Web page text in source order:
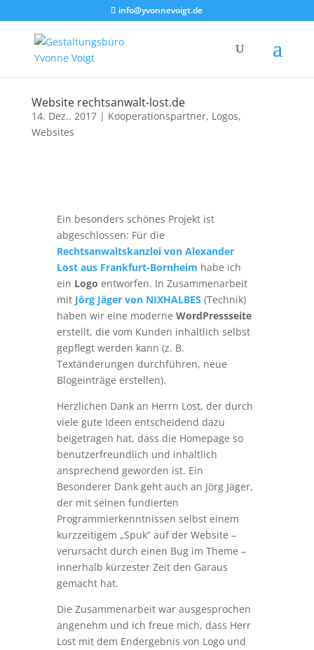
info@yvonnevoigt.de
Website rechtsanwalt-lost.de
14. Dez.. 2017| Kooperationspartner, Logos,
Websites
Ein besonders schönes Projekt ist
abgeschlossen: Für die
Rechtsanwaltskanzlei von Alexander
Lost aus Frankfurt-Bornheim habe ich
ein Logo entworfen. In Zusammenarbeit
mit Jörg Jäger von NIXHALBES (Technik)
haben wir eine moderne WordPressseite
erstellt, die vom Kunden inhaltlich selbst
gepflegt werden kann (z. B.
Textänderungen durchführen, neue
Blogeinträge erstellen).
Herzlichen Dank an Herrn Lost, der durch
viele gute Ideen entscheidend dazu
beigetragen hat, dass die Homepage so
benutzerfreundlich und inhaltlich
ansprechend geworden ist. Ein
Besonderer Dank geht auch an Jörg Jäger,
der mit seinen fundierten
Programmierkenntnissen selbst einem
kurzzeitigem „Spuk“ auf der Website –
verursacht durch einen Bug im Theme –
innerhalb kürzester Zeit den Garaus
gemacht hat.
Die Zusammenarbeit war ausgesprochen
angenehm und ich freue mich, dass Herr
Lost mit dem Endergebnis von Logo und